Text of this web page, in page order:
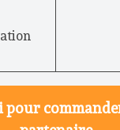
pour